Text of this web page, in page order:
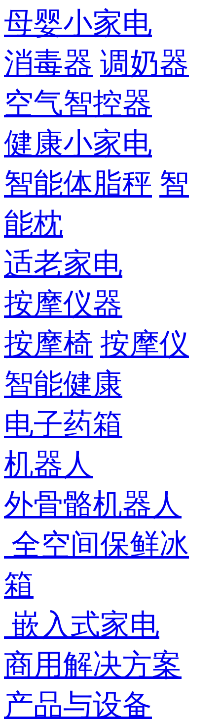
母婴小家电
消毒器 调奶器
空气智控器
健康小家电
智能体脂秤 智
能枕
适老家电
按摩仪器
按摩椅 按摩仪
智能健康
电子药箱
机器人
外骨骼机器人
全空间保鲜冰
箱
嵌入式家电
商用解决方案
产品与设备